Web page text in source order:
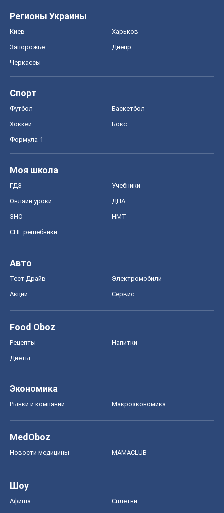
Регионы Украины
Киев Харьков
Запорожье Днепр
Черкассы
Спорт
Футбол Баскетбол
Хоккей Бокс
Формула-1
Моя школа
ГДЗ Учебники
Онлайн уроки ДПА
ЗНО НМТ
СНГ решебники
Авто
Тест Драйв Электромобили
Акции Сервис
Food Oboz
Рецепты Напитки
Диеты
Экономика
Рынки и компании Mакроэкономика
MedOboz
Новости медицины MAMACLUB
Шоу
Афиша Сплетни